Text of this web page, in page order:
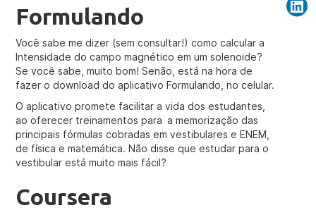
Formulando
Você sabe me dizer (sem consultar!) como calcular a
Intensidade do campo magnético em um solenoide?
Se você sabe, muito bom! Senão, está na hora de
fazer o download do aplicativo Formulando, no celular.
O aplicativo promete facilitar a vida dos estudantes,
ao oferecer treinamentos para a memorização das
principais fórmulas cobradas em vestibulares e ENEM,
de física e matemática. Não disse que estudar para o
vestibular está muito mais fácil?
Coursera